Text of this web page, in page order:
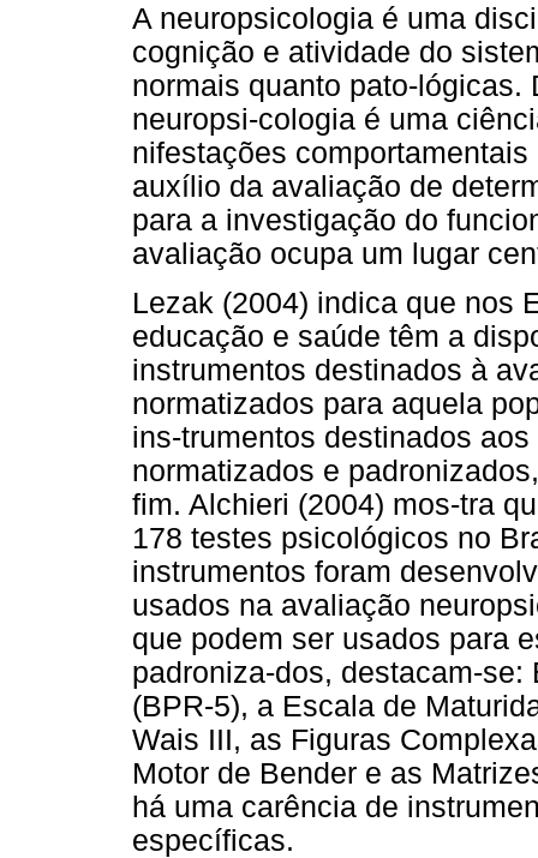
A neuropsicologia é uma
cognição e atividade do
normais quanto pato-lógicas.
neuropsi-cologia é uma
nifestações
auxílio da avaliação de
para a investigação do
avaliação ocupa um lugar
Lezak (2004) indica que nos
educação e saúde têm a
instrumentos destinados à
normatizados para aquela
ins-trumentos destinados
normatizados e
fim. Alchieri (2004) mos-tra
178 testes psicológicos no
instrumentos foram
usados na avaliação
que podem ser usados para
padroniza-dos, destacam-
(BPR-5), a Escala de
Wais III, as Figuras
Motor de Bender e as
há uma carência de
específicas.